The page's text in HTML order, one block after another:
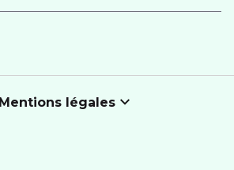
Mentions légales